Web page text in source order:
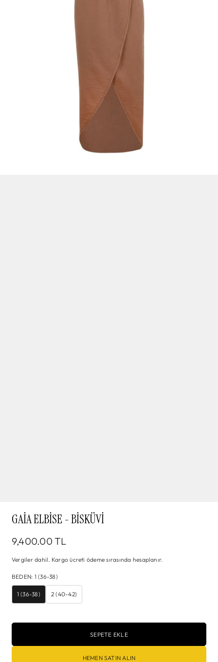
GAIA ELBISE - BISKÜVI
9,400.00 TL
Vergiler dahil. Kargo ücreti ödeme sırasında hesaplanır.
BEDEN: 1 (36-38)
1 (36-38) 2 (40-42)
SEPETE EKLE
HEMEN SATIN ALIN